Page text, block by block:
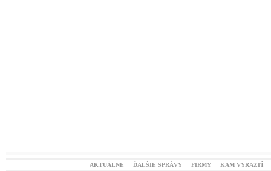
AKTUÁLNE ĎALŠIE SPRÁVY FIRMY KAM VYRAZIŤ